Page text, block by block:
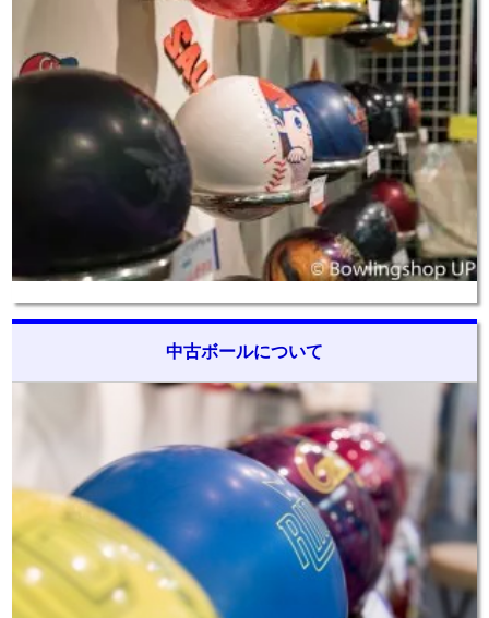
中古ボールについて